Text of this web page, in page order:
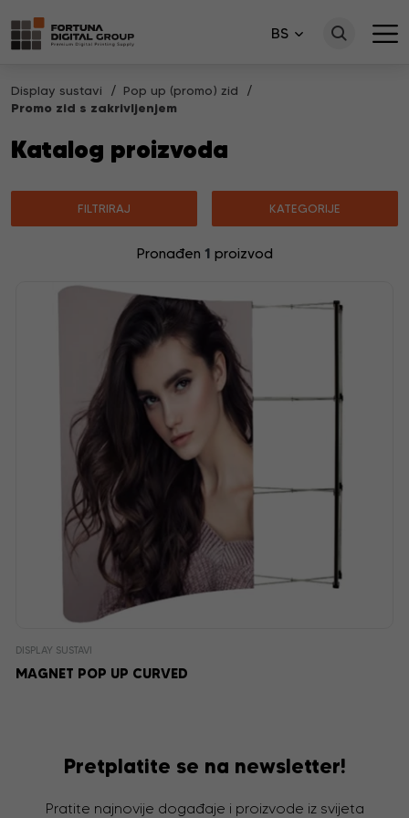
BS
Display sustavi
Pop up (promo) zid
Promo zid s zakrivljenjem
Katalog proizvoda
FILTRIRAJ KATEGORIJE
Pronađen 1 proizvod
DISPLAY SUSTAVI
MAGNET POP UP CURVED
Pretplatite se na newsletter!
Pratite najnovije događaje i proizvode iz svijeta